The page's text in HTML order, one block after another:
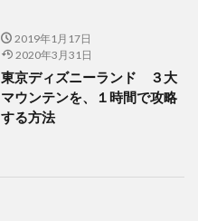
2019年1月17日
2020年3月31日
東京ディズニーランド ３大
マウンテンを、１時間で攻略
する方法